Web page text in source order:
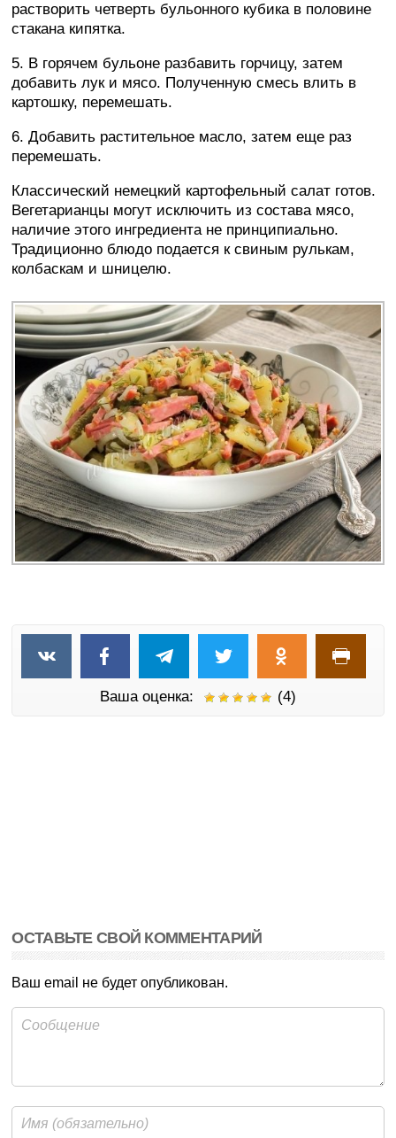
растворить четверть бульонного кубика в половине
стакана кипятка.
5. В горячем бульоне разбавить горчицу, затем
добавить лук и мясо. Полученную смесь влить в
картошку, перемешать.
6. Добавить растительное масло, затем еще раз
перемешать.
Классический немецкий картофельный салат готов.
Вегетарианцы могут исключить из состава мясо,
наличие этого ингредиента не принципиально.
Традиционно блюдо подается к свиным рулькам,
колбаскам и шницелю.
Ваша оценка: (4)
ОСТАВЬТЕ СВОЙ КОММЕНТАРИЙ
Ваш email не будет опубликован.